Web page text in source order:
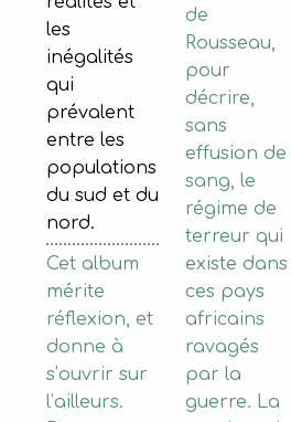
les
inégalités
qui
prévalent
entre les
populations
du sud et du
nord.
Cet album
mérite
réflexion, et
donne à
s’ouvrir sur
l’ailleurs.
de
Rousseau,
pour
décrire,
sans
effusion de
sang, le
régime de
terreur qui
existe dans
ces pays
africains
ravagés
par la
guerre. La